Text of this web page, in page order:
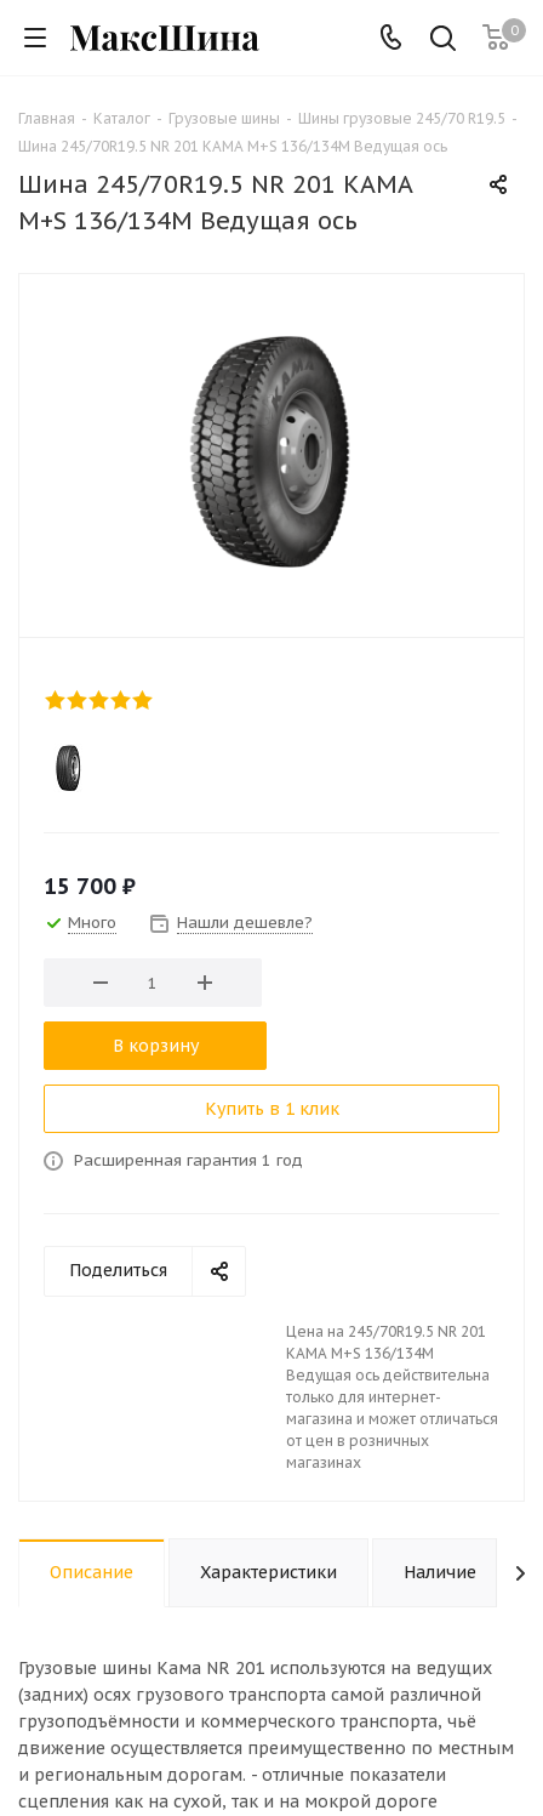
0
Главная - Каталог - Грузовые шины - Шины грузовые 245/70 R19.5 -
Шина 245/70R19.5 NR 201 КАМА M+S 136/134М Ведущая ось
Шина 245/70R19.5 NR 201 КАМА
M+S 136/134М Ведущая ось
15 700 ₽
Много Нашли дешевле?
В корзину
Купить в 1 клик
Расширенная гарантия 1 год
Поделиться
Цена на 245/70R19.5 NR 201
КАМА M+S 136/134М
Ведущая ось действительна
только для интернет-
магазина и может отличаться
от цен в розничных
магазинах
Описание Характеристики Наличие
Грузовые шины Кама NR 201 используются на ведущих
(задних) осях грузового транспорта самой различной
грузоподъёмности и коммерческого транспорта, чьё
движение осуществляется преимущественно по местным
и региональным дорогам. - отличные показатели
сцепления как на сухой, так и на мокрой дороге